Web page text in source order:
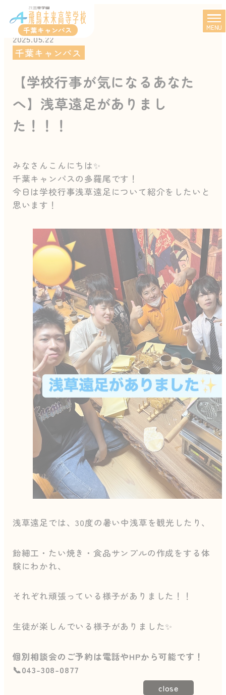
千葉キャンパス MENU
【学校行事が気になるあなた
へ】浅草遠足がありまし
た！！！
2025.05.22
千葉キャンパス
みなさんこんにちは✨
千葉キャンパスの多羅尾です！
今日は学校行事浅草遠足について紹介をしたいと
思います！
浅草遠足では、30度の暑い中浅草を観光したり、
飴細工・たい焼き・食品サンプルの作成をする体
験にわかれ、
それぞれ頑張っている様子がありました！！
生徒が楽しんでいる様子がありました✨
個別相談会のご予約は電話やHPから可能です！
📞043-308-0877
close